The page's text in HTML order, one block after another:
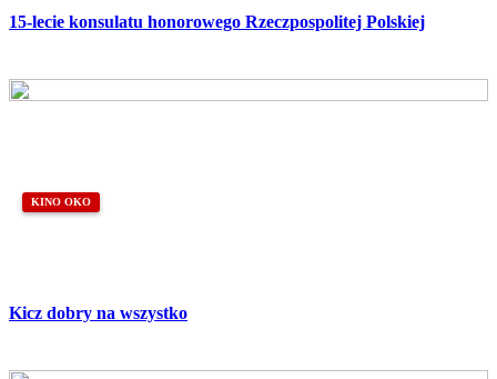
15-lecie konsulatu honorowego Rzeczpospolitej Polskiej
KINO OKO
Kicz dobry na wszystko